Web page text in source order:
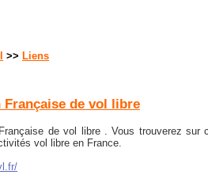
>> Liens
Française de vol libre
de vol libre . Vous trouverez sur
vol libre en France.